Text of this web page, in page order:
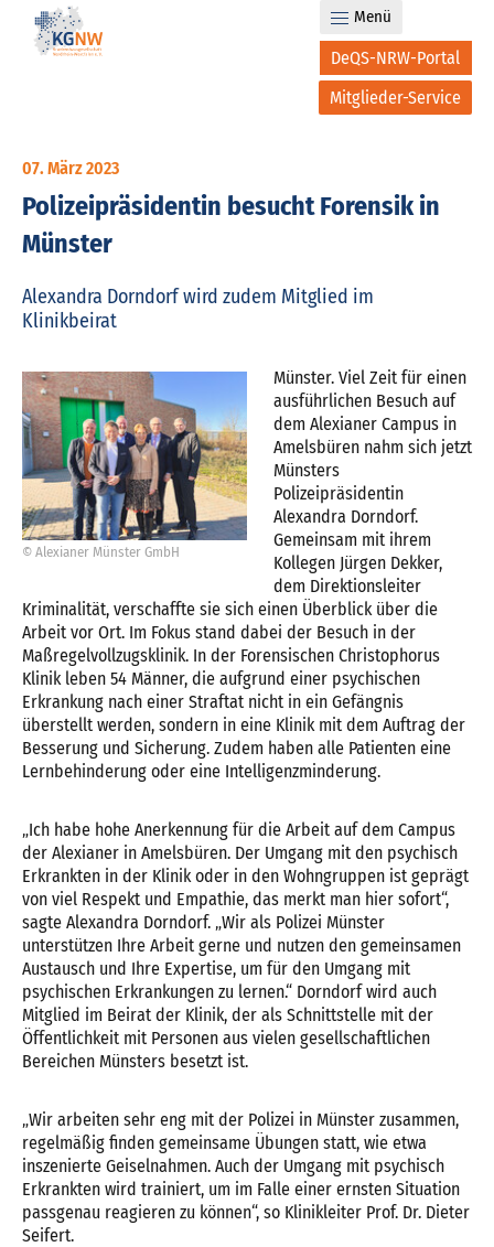
DeQS-NRW-Portal
Mitglieder-Service
Menü
07. März 2023
Polizeipräsidentin besucht Forensik in
Münster
Alexandra Dorndorf wird zudem Mitglied im
Klinikbeirat
© Alexianer Münster GmbH
Münster. Viel Zeit für einen
ausführlichen Besuch auf
dem Alexianer Campus in
Amelsbüren nahm sich jetzt
Münsters
Polizeipräsidentin
Alexandra Dorndorf.
Gemeinsam mit ihrem
Kollegen Jürgen Dekker,
dem Direktionsleiter
Kriminalität, verschaffte sie sich einen Überblick über die
Arbeit vor Ort. Im Fokus stand dabei der Besuch in der
Maßregelvollzugsklinik. In der Forensischen Christophorus
Klinik leben 54 Männer, die aufgrund einer psychischen
Erkrankung nach einer Straftat nicht in ein Gefängnis
überstellt werden, sondern in eine Klinik mit dem Auftrag der
Besserung und Sicherung. Zudem haben alle Patienten eine
Lernbehinderung oder eine Intelligenzminderung.
„Ich habe hohe Anerkennung für die Arbeit auf dem Campus
der Alexianer in Amelsbüren. Der Umgang mit den psychisch
Erkrankten in der Klinik oder in den Wohngruppen ist geprägt
von viel Respekt und Empathie, das merkt man hier sofort“,
sagte Alexandra Dorndorf. „Wir als Polizei Münster
unterstützen Ihre Arbeit gerne und nutzen den gemeinsamen
Austausch und Ihre Expertise, um für den Umgang mit
psychischen Erkrankungen zu lernen.“ Dorndorf wird auch
Mitglied im Beirat der Klinik, der als Schnittstelle mit der
Öffentlichkeit mit Personen aus vielen gesellschaftlichen
Bereichen Münsters besetzt ist.
„Wir arbeiten sehr eng mit der Polizei in Münster zusammen,
regelmäßig finden gemeinsame Übungen statt, wie etwa
inszenierte Geiselnahmen. Auch der Umgang mit psychisch
Erkrankten wird trainiert, um im Falle einer ernsten Situation
passgenau reagieren zu können“, so Klinikleiter Prof. Dr. Dieter
Seifert.